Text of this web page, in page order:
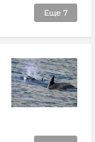
Еще 7